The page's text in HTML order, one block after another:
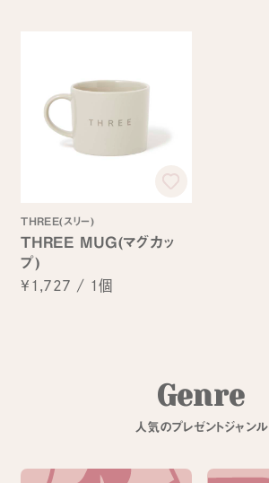
THREE(スリー)
THREE MUG(マグカッ
プ)
¥1,727 / 1個
Genre
人気のプレゼントジャ ンル